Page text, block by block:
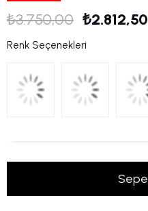
₺3.750,00 ₺2.812,50
Renk Seçenekleri